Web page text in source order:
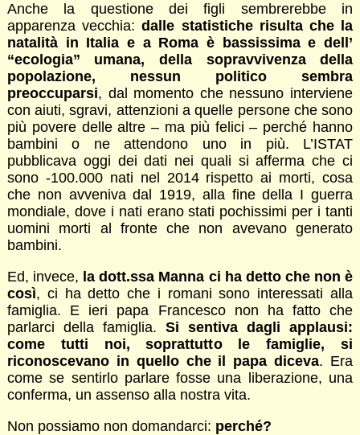
Anche la questione dei figli sembrerebbe in
apparenza vecchia:dalle statistiche risulta che la
natalità in Italia e a Roma è bassissima e dell’
“ecologia” umana, della sopravvivenza della
popolazione, nessun politico sembra
preoccuparsi, dal momento che nessuno interviene
con aiuti, sgravi, attenzioni a quelle persone che sono
più povere delle altre – ma più felici – perché hanno
bambini o ne attendono uno in più. L’ISTAT
pubblicava oggi dei dati nei quali si afferma che ci
sono -100.000 nati nel 2014 rispetto ai morti, cosa
che non avveniva dal 1919, alla fine della I guerra
mondiale, dove i nati erano stati pochissimi per i tanti
uomini morti al fronte che non avevano generato
bambini.
Ed, invece, la dott.ssa Manna ci ha detto che non è
così, ci ha detto che i romani sono interessati alla
famiglia. E ieri papa Francesco non ha fatto che
parlarci della famiglia. Si sentiva dagli applausi:
come tutti noi, soprattutto le famiglie, si
riconoscevano in quello che il papa diceva. Era
come se sentirlo parlare fosse una liberazione, una
conferma, un assenso alla nostra vita.
Non possiamo non domandarci: perché?